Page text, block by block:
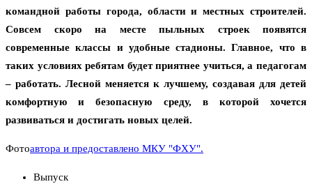
командной работы города, области и местных строителей.
Совсем скоро на месте пыльных строек появятся
современные классы и удобные стадионы. Главное, что в
таких условиях ребятам будет приятнее учиться, а педагогам
– работать. Лесной меняется к лучшему, создавая для детей
комфортную и безопасную среду, в которой хочется
развиваться и достигать новых целей.
Фотоавтора и предоставлено МКУ "ФХУ".
Выпуск